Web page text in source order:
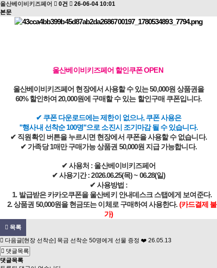
울산베이비키즈페어
0건
26-06-04 10:01
본문
울산베이비키즈페어 할인쿠폰 OPEN
울산베이비키즈페어 현장에서 사용할 수 있는 50,000원 상품권을
60% 할인하여 20,000원에 구매할 수 있는 할인구매 쿠폰입니다.
✔ 쿠폰 다운로드에는 제한이 없으나, 쿠폰 사용은
"행사내 선착순 100명"으로 소진시 조기마감 될 수 있습니다.
✔ 직원확인 버튼을 누르시면 현장에서 쿠폰을 사용할 수 없습니다.
✔ 가족당 1매만 구매가능 상품권 50,000원 지급 가능합니다.
✔ 사용처 : 울산베이비키즈페어
✔ 사용기간 : 2026.06.25(목) ~ 06.28(일)
✔ 사용방법 :
1. 발급받은 카카오쿠폰을 울산베키 안내데스크 스탭에게 보여준다.
2. 상품권 50,000원을 현금또는 이체로 구매하여 사용한다.(카드결제 불
가)
목록
다음글 [현장 선착순] 목금 선착순 50명에게 선물 증정 ❤️ 26.05.13
댓글목록
댓글목록